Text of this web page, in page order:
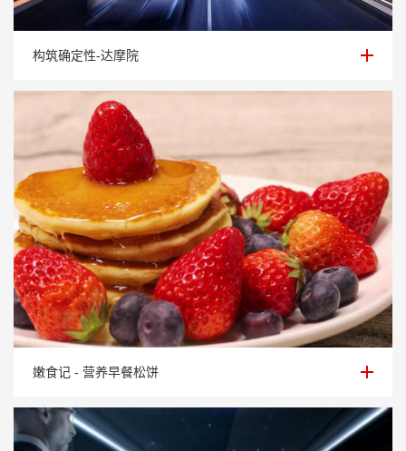
构筑确定性-达摩院
构筑确定性-达摩院
嫩食记 - 营养早餐松饼
嫩食记 - 营养早餐松饼